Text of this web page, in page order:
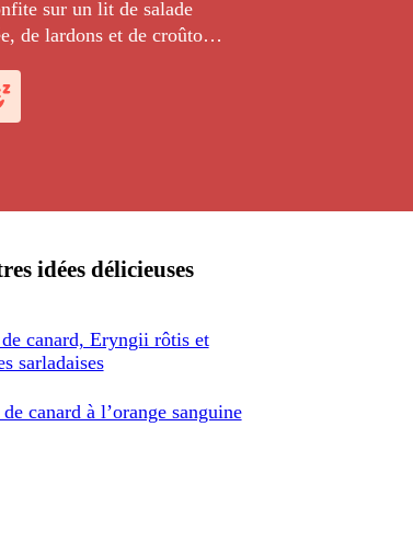
sur un lit de salade
de lardons et de croûtons
idées délicieuses
canard, Eryngii rôtis et
sarladaises
canard à l’orange sanguine